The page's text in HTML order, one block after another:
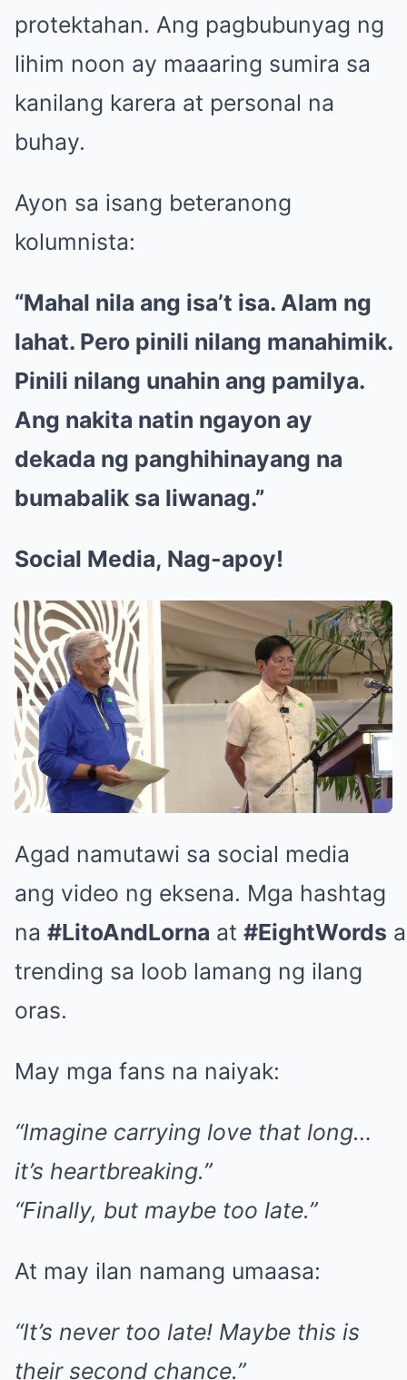
protektahan. Ang pagbubunyag ng
lihim noon ay maaaring sumira sa
kanilang karera at personal na
buhay.
Ayon sa isang beteranong
kolumnista:
“Mahal nila ang isa’t isa. Alam ng
lahat. Pero pinili nilang manahimik.
Pinili nilang unahin ang pamilya.
Ang nakita natin ngayon ay
dekada ng panghihinayang na
bumabalik sa liwanag.”
Social Media, Nag-apoy!
Agad namutawi sa social media
ang video ng eksena. Mga hashtag
na #LitoAndLorna at #EightWords
trending sa loob lamang ng ilang
oras.
May mga fans na naiyak:
“Imagine carrying love that long…
it’s heartbreaking.”
“Finally, but maybe too late.”
At may ilan namang umaasa:
“It’s never too late! Maybe this is
their second chance.”